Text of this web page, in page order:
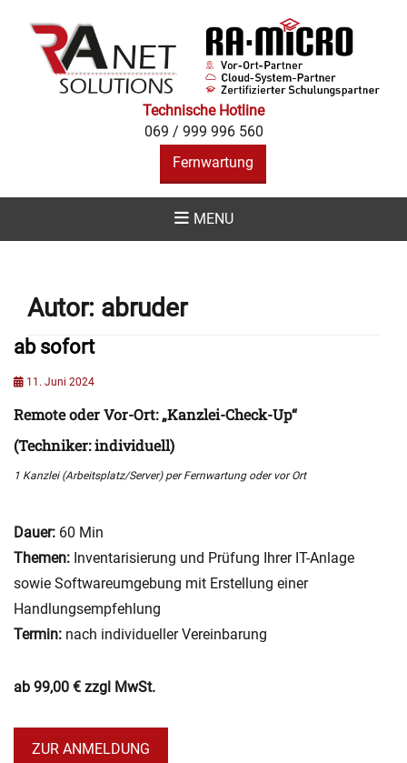
RA NET
SOLUTIONS -
IHR RA-MICRO
PARTNER IN
ALLEN
BELANGEN
Technische Hotline
069 / 999 996 560
Fernwartung
MENU
Autor: abruder
ab sofort
Posted
11. Juni 2024
Remote oder Vor-Ort: „Kanzlei-Check-Up“
(Techniker: individuell)
1 Kanzlei (Arbeitsplatz/Server) per Fernwartung oder vor Ort
Dauer: 60 Min
Themen: Inventarisierung und Prüfung Ihrer IT-Anlage
sowie Softwareumgebung mit Erstellung einer
Handlungsempfehlung
Termin: nach individueller Vereinbarung
ab 99,00 € zzgl MwSt.
ZUR ANMELDUNG